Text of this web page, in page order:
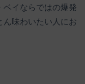
ベイならではの爆発
ん味わいたい人にお